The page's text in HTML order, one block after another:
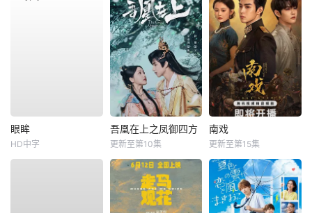
眼眸
HD中字
吾凰在上之凤御四方
更新至第10集
南戏
更新至第15集